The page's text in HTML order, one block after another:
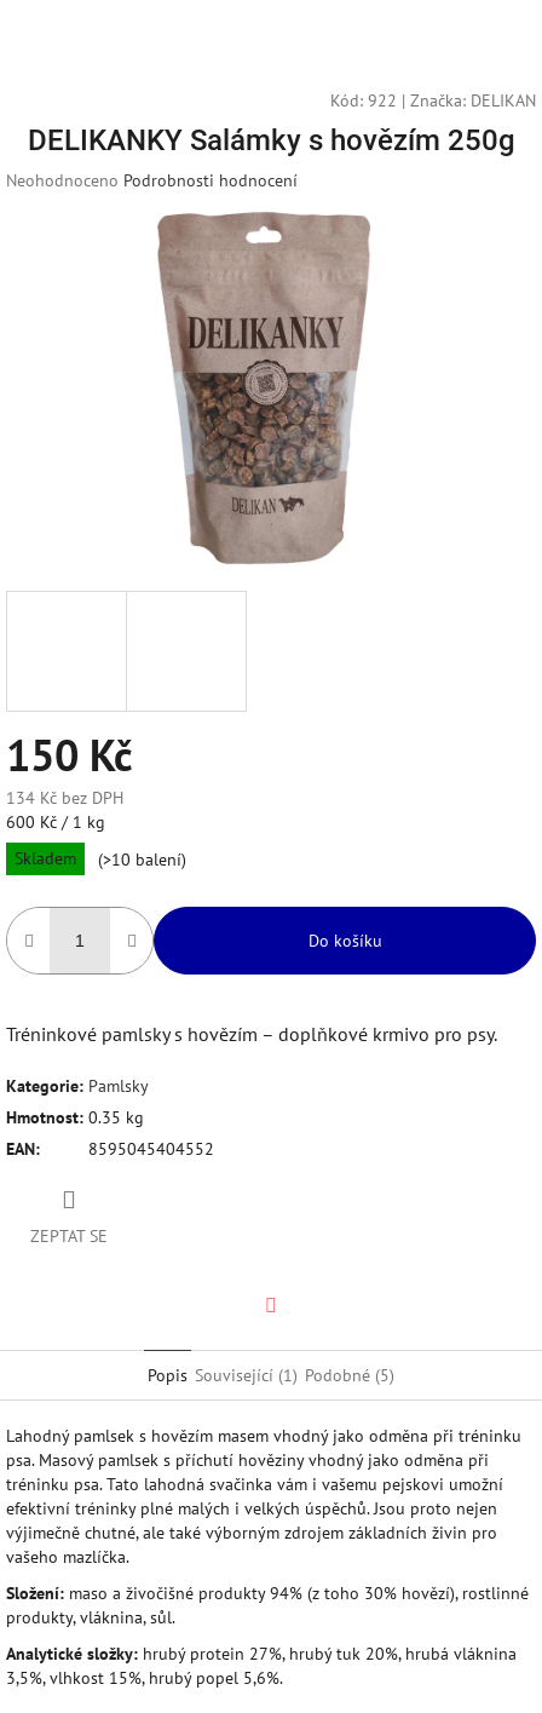
košík
Kód: 922 | Značka: DELIKAN
DELIKANKY Salámky s hovězím 250g
Průměrné
Neohodnoceno Podrobnosti hodnocení
150 Kč
134 Kč bez DPH
Měrná
cena:
600 Kč / 1 kg
Skladem
(>10 balení)
Do košíku
Tréninkové pamlsky s hovězím – doplňkové krmivo pro psy.
Kategorie: Pamlsky
Hmotnost: 0.35 kg
EAN: 8595045404552
ZEPTAT SE
Popis Související (1) Podobné (5)
Lahodný pamlsek s hovězím masem vhodný jako odměna při tréninku
psa. Masový pamlsek s příchutí hověziny vhodný jako odměna při
tréninku psa. Tato lahodná svačinka vám i vašemu pejskovi umožní
efektivní tréninky plné malých i velkých úspěchů. Jsou proto nejen
výjimečně chutné, ale také výborným zdrojem základních živin pro
vašeho mazlíčka.
Složení: maso a živočišné produkty 94% (z toho 30% hovězí), rostlinné
produkty, vláknina, sůl.
Analytické složky: hrubý protein 27%, hrubý tuk 20%, hrubá vláknina
3,5%, vlhkost 15%, hrubý popel 5,6%.